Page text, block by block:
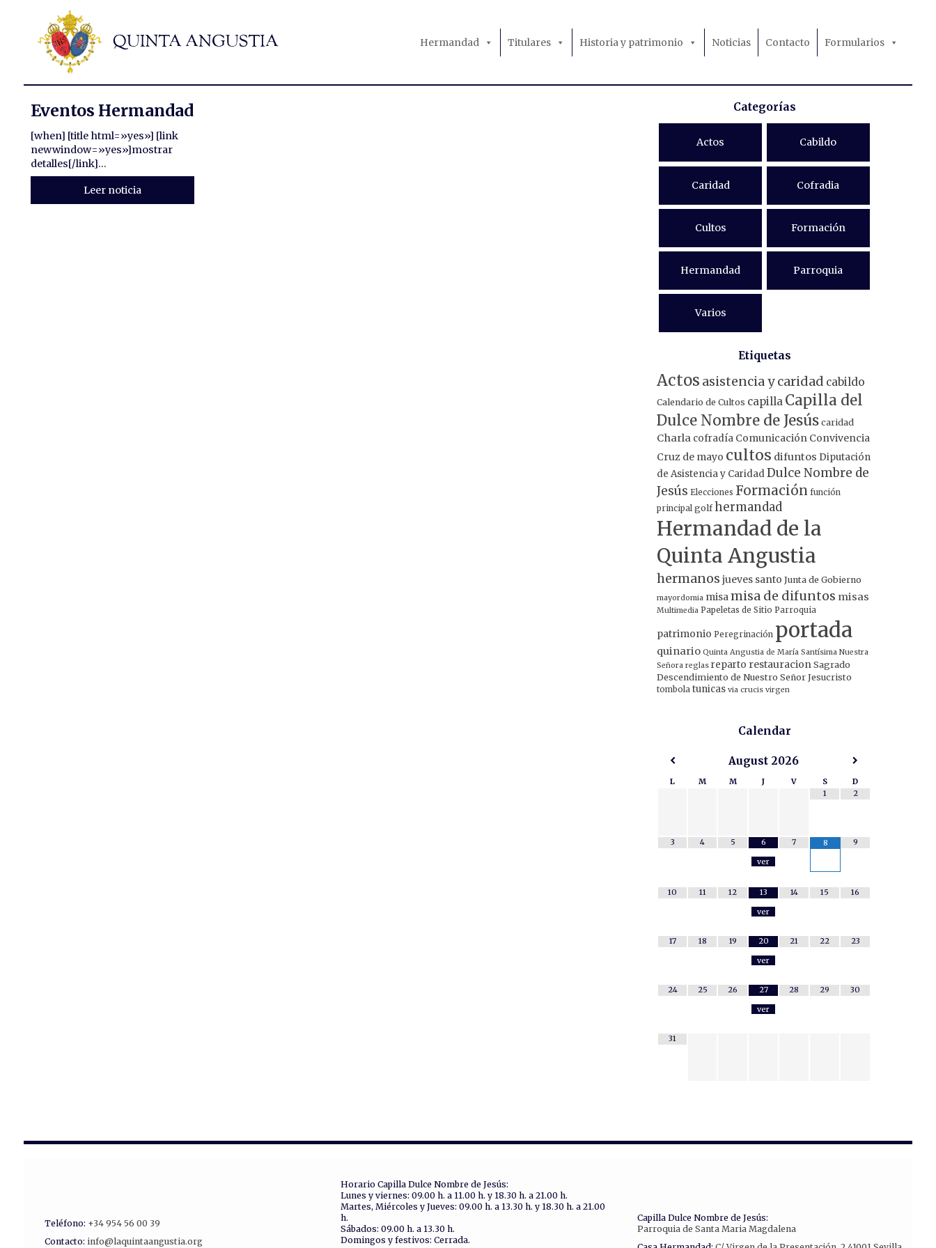
Hermandad Titulares Historia y patrimonio Noticias Contacto Formularios
Eventos Hermandad
[when] [title html=»yes»] [link
newwindow=»yes»]mostrar
detalles[/link]...
Leer noticia
Categorías
Actos Cabildo
Caridad Cofradia
Cultos Formación
Hermandad Parroquia
Varios
Etiquetas
Actos asistencia y caridad cabildo
Calendario de Cultos capilla Capilla del
Dulce Nombre de Jesús caridad
Charla cofradía Comunicación Convivencia
Cruz de mayo cultos difuntos Diputación
de Asistencia y CaridadDulce Nombre de
Jesús Elecciones Formación función
principal golf hermandad
Hermandad de la
Quinta Angustia
hermanos jueves santo Junta de Gobierno
mayordomia misamisa de difuntos misas
Multimedia Papeletas de Sitio Parroquia
patrimonio Peregrinación portada
quinario Quinta Angustia de María Santísima Nuestra
Señora reglas reparto restauracion Sagrado
Descendimiento de Nuestro Señor Jesucristo
tombola tunicas via crucis virgen
Calendar
August 2026
L M M J V S
D
1
2
3 4 5
6
ver
7 8 9
10 11 12
13
ver
14 15 16
17 18 19
20
ver
21 22 23
24 25 26
27
ver
28 29 30
31
Teléfono: +34 954 56 00 39
Contacto: info@laquintaangustia.org
Horario Capilla Dulce Nombre de Jesús:
Lunes y viernes: 09.00 h. a 11.00 h. y 18.30 h. a 21.00 h.
Martes, Miércoles y Jueves: 09.00 h. a 13.30 h. y 18.30 h. a 21.00
h.
Sábados: 09.00 h. a 13.30 h.
Domingos y festivos: Cerrada.
Capilla Dulce Nombre de Jesús:
Parroquia de Santa Maria Magdalena